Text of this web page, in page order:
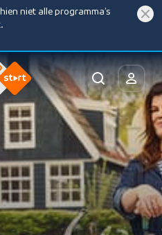
niet alle programma’s